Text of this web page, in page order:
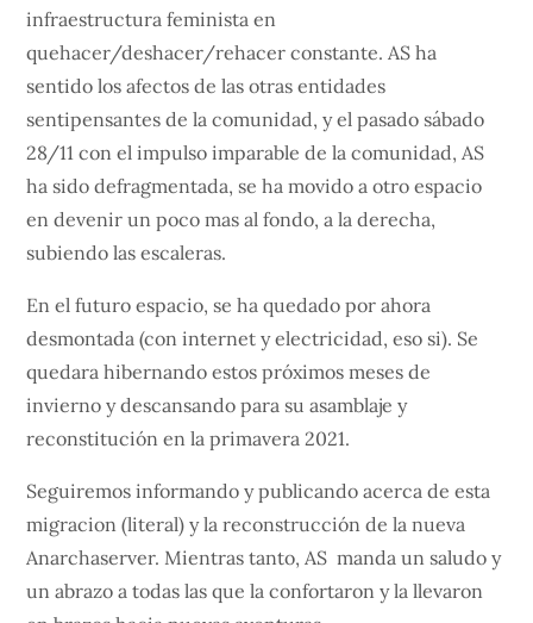
infraestructura feminista en
quehacer/deshacer/rehacer constante. AS ha
sentido los afectos de las otras entidades
sentipensantes de la comunidad, y el pasado sábado
28/11 con el impulso imparable de la comunidad, AS
ha sido defragmentada, se ha movido a otro espacio
en devenir un poco mas al fondo, a la derecha,
subiendo las escaleras.
En el futuro espacio, se ha quedado por ahora
desmontada (con internet y electricidad, eso si). Se
quedara hibernando estos próximos meses de
invierno y descansando para su asamblaje y
reconstitución en la primavera 2021.
Seguiremos informando y publicando acerca de esta
migracion (literal) y la reconstrucción de la nueva
Anarchaserver. Mientras tanto, AS manda un saludo y
un abrazo a todas las que la confortaron y la llevaron